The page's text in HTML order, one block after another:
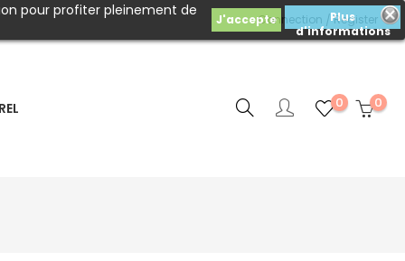
Connection Register
0 0
pour profiter pleinement de
J'accepte
Plus
d'informations